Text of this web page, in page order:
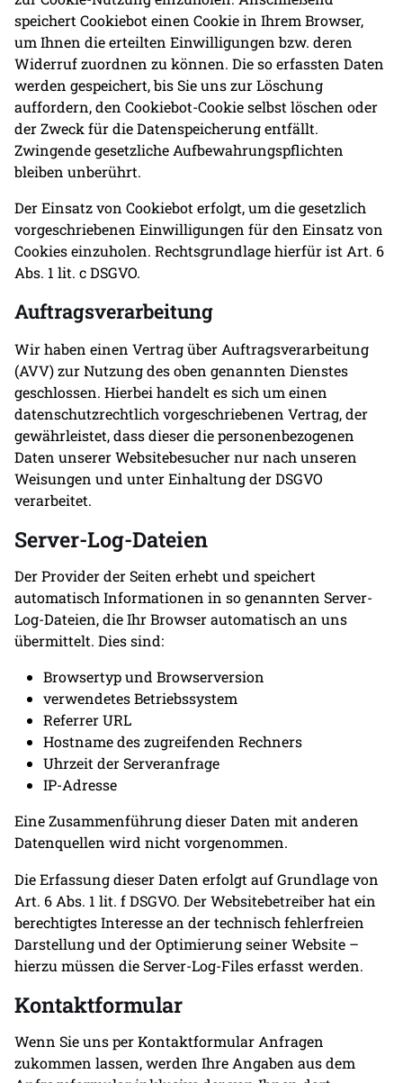
speichert Cookiebot einen Cookie in Ihrem Browser,
um Ihnen die erteilten Einwilligungen bzw. deren
Widerruf zuordnen zu können. Die so erfassten Daten
werden gespeichert, bis Sie uns zur Löschung
auffordern, den Cookiebot-Cookie selbst löschen oder
der Zweck für die Datenspeicherung entfällt.
Zwingende gesetzliche Aufbewahrungspflichten
bleiben unberührt.
Der Einsatz von Cookiebot erfolgt, um die gesetzlich
vorgeschriebenen Einwilligungen für den Einsatz von
Cookies einzuholen. Rechtsgrundlage hierfür ist Art. 6
Abs. 1 lit. c DSGVO.
Auftragsverarbeitung
Wir haben einen Vertrag über Auftragsverarbeitung
(AVV) zur Nutzung des oben genannten Dienstes
geschlossen. Hierbei handelt es sich um einen
datenschutzrechtlich vorgeschriebenen Vertrag, der
gewährleistet, dass dieser die personenbezogenen
Daten unserer Websitebesucher nur nach unseren
Weisungen und unter Einhaltung der DSGVO
verarbeitet.
Server-Log-Dateien
Der Provider der Seiten erhebt und speichert
automatisch Informationen in so genannten Server-
Log-Dateien, die Ihr Browser automatisch an uns
übermittelt. Dies sind:
Browsertyp und Browserversion
verwendetes Betriebssystem
Referrer URL
Hostname des zugreifenden Rechners
Uhrzeit der Serveranfrage
IP-Adresse
Eine Zusammenführung dieser Daten mit anderen
Datenquellen wird nicht vorgenommen.
Die Erfassung dieser Daten erfolgt auf Grundlage von
Art. 6 Abs. 1 lit. f DSGVO. Der Websitebetreiber hat ein
berechtigtes Interesse an der technisch fehlerfreien
Darstellung und der Optimierung seiner Website –
hierzu müssen die Server-Log-Files erfasst werden.
Kontaktformular
Wenn Sie uns per Kontaktformular Anfragen
zukommen lassen, werden Ihre Angaben aus dem